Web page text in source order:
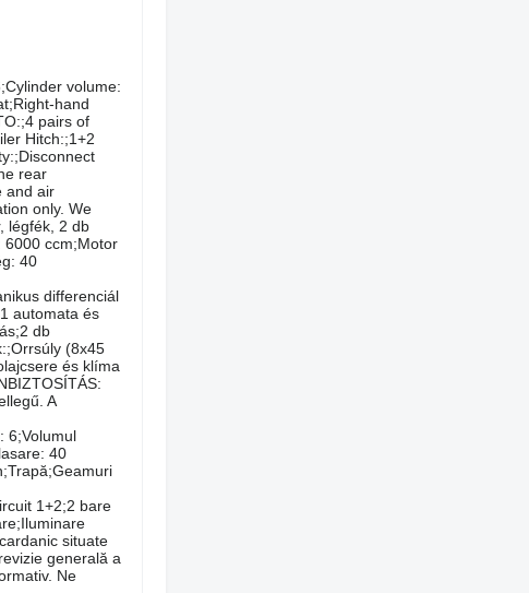
volume:
hand
pairs of
Hitch:;1+2
rear
and air
only. We
légfék, 2 db
6000 ccm;Motor
40
differenciál
automata és
db
(8x45
és klíma
A
6;Volumul
40
1+2;2 bare
situate
generală a
Ne